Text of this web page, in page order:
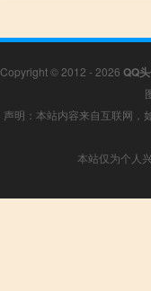
Copyright © 2012 - 2026 QQ
声明：本站内容来自互联网，
本站仅为个人